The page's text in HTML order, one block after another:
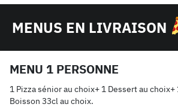
MENUS EN LIVRAISON
MENU 1 PERSONNE
1 Pizza sénior au choix+ 1 Dessert au choix+
Boisson 33cl au choix.